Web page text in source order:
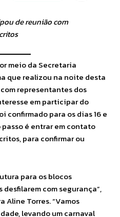
de reunião com
meio da Secretaria
que realizou na noite desta
representantes dos
em participar do
confirmado para os dias 16 e
passo é entrar em contato
para confirmar ou
para os blocos
com segurança”,
Aline Torres. “Vamos
levando um carnaval